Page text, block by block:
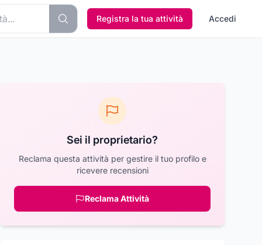
Registra la tua attività Accedi
Sei il proprietario?
Reclama questa attività per gestire il tuo profilo e
ricevere recensioni
Reclama Attività